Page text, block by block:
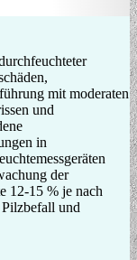
mit moderaten
und
in
der
12-15 % je nach
und